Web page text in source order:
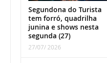
Segundona do Turista
tem forró, quadrilha
junina e shows nesta
segunda (27)
27/07/ 2026